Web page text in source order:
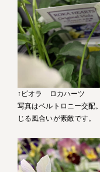
↑ビオラ ロカハーツ
写真はベルトロニー交配
じる風合いが素敵です。